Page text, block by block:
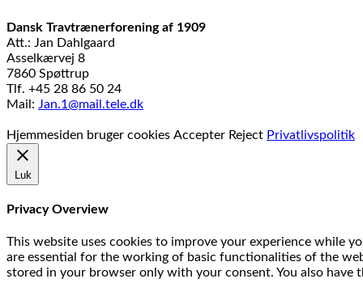
Dansk Travtrænerforening af 1909
Att.: Jan Dahlgaard
Asselkærvej 8
7860 Spøttrup
Tlf. +45 28 86 50 24
Mail: Jan.1@mail.tele.dk
Hjemmesiden bruger cookies Accepter Reject Privatlivspolitik
Luk
Privacy Overview
This website uses cookies to improve your experience while
are essential for the working of basic functionalities of the
stored in your browser only with your consent. You also